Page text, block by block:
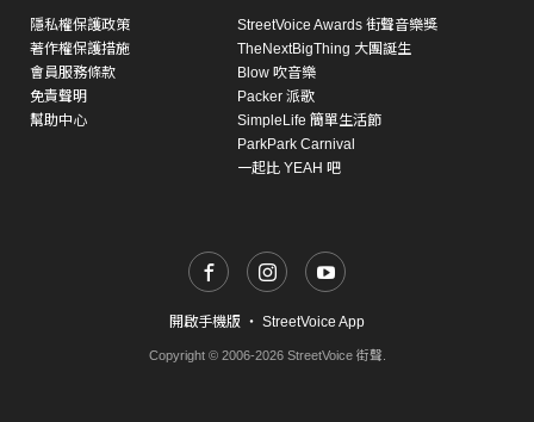
隱私權保護政策
著作權保護措施
會員服務條款
免責聲明
幫助中心
StreetVoice Awards 街聲音樂獎
TheNextBigThing 大團誕生
Blow 吹音樂
Packer 派歌
SimpleLife 簡單生活節
ParkPark Carnival
一起比 YEAH 吧
開啟手機版 ・ StreetVoice App
Copyright © 2006-2026 StreetVoice 街聲.